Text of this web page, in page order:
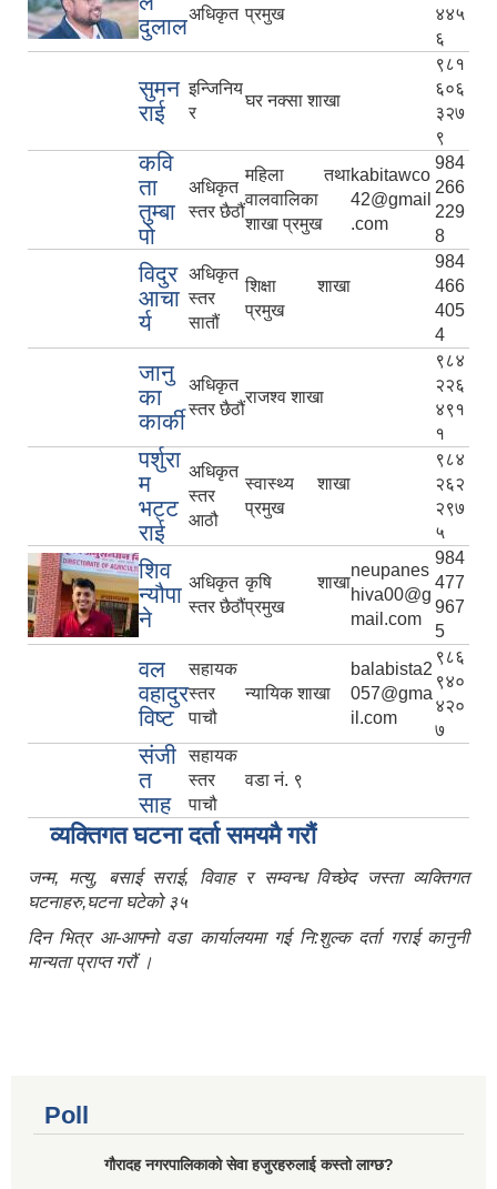
दुलालअधिकृत प्रमुख
४४५
६
सुमन
राई
इन्जिनिय
र
घर नक्सा शाखा
९८१
६०६
३२७
९
कवि
ता
तुम्बा
पो
अधिकृत
स्तर छैठौं
महिला तथा
वालवालिका
शाखा प्रमुख
kabitawco
42@gmail
.com
984
266
229
8
विदुर
आचा
र्य
अधिकृत
स्तर
सातौं
शिक्षा शाखा
प्रमुख
984
466
405
4
जानु
का
कार्की
अधिकृत
स्तर छैठौं
राजश्व शाखा
९८४
२२६
४९१
१
पर्शुरा
म
भट्ट
राई
अधिकृत
स्तर
आठौ
स्वास्थ्य शाखा
प्रमुख
९८४
२६२
२९७
५
शिव
न्यौपा
ने
अधिकृत
स्तर छैठौं
कृषि शाखा
प्रमुख
neupanes
hiva00@g
mail.com
984
477
967
5
वल
वहादुर
विष्ट
सहायक
स्तर
पाचौ
न्यायिक शाखा
balabista2
057@gma
il.com
९८६
९४०
४२०
७
संजी
त
साह
सहायक
स्तर
पाचौ
वडा नं. ९
व्यक्तिगत घटना दर्ता समयमै गरौं
जन्म, मत्यु, बसाई सराई, विवाह र सम्वन्ध विच्छेद जस्ता व्यक्तिगत
घटनाहरु,घटना घटेको ३५
दिन भित्र आ-आफ्नो वडा कार्यालयमा गई नि:शुल्क दर्ता गराई कानुनी
मान्यता प्राप्त गरौं ।
Poll
गौरादह नगरपालिकाको सेवा हजुरहरुलाई कस्तो लाग्छ?